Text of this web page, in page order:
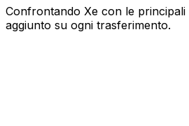
Confrontando Xe con le
aggiunto su ogni trasferimento.